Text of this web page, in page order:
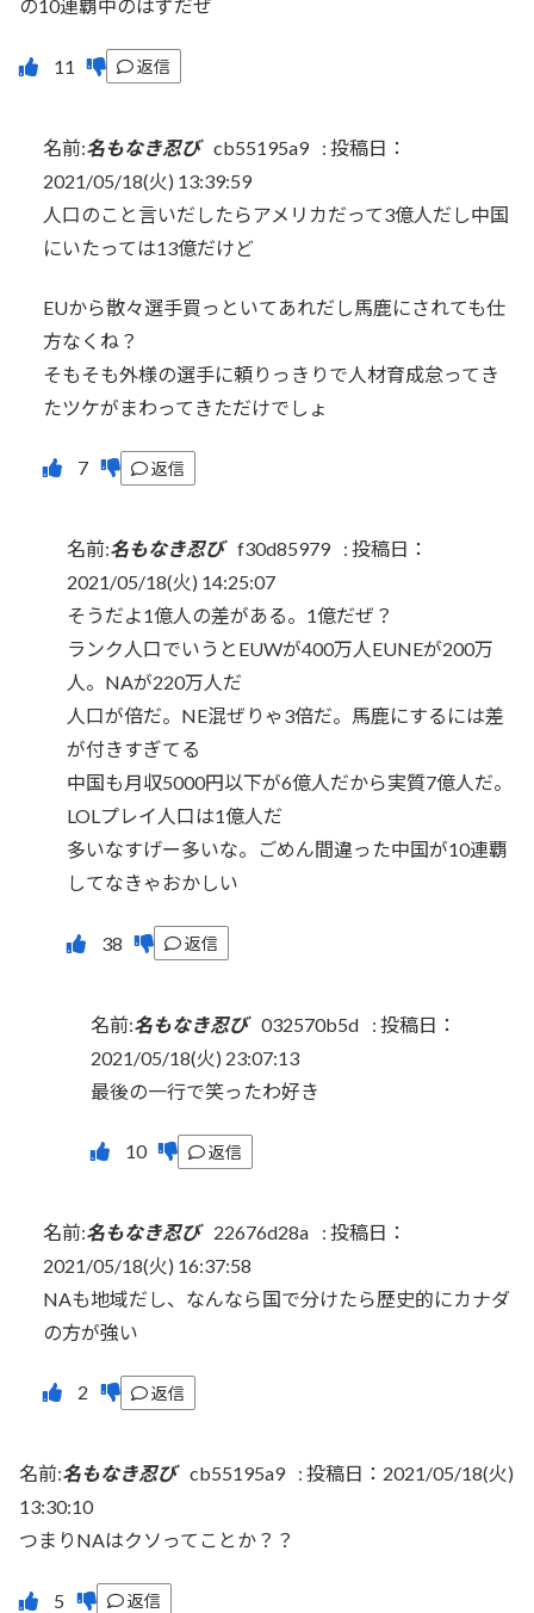
の10連覇中のはずだぜ
返信
名前:名もなき忍び cb55195a9 : 投稿日：
2021/05/18(火) 13:39:59
人口のこと言いだしたらアメリカだって3億人だし中国
にいたっては13億だけど
EUから散々選手買っといてあれだし馬鹿にされても仕
方なくね？
そもそも外様の選手に頼りっきりで人材育成怠ってき
たツケがまわってきただけでしょ
返信
名前:名もなき忍び f30d85979 : 投稿日：
2021/05/18(火) 14:25:07
そうだよ1億人の差がある。1億だぜ？
ランク人口でいうとEUWが400万人EUNEが200万
人。NAが220万人だ
人口が倍だ。NE混ぜりゃ3倍だ。馬鹿にするには差
が付きすぎてる
中国も月収5000円以下が6億人だから実質7億人だ。
LOLプレイ人口は1億人だ
多いなすげー多いな。ごめん間違った中国が10連覇
してなきゃおかしい
返信
名前:名もなき忍び 032570b5d : 投稿日：
2021/05/18(火) 23:07:13
最後の一行で笑ったわ好き
返信
名前:名もなき忍び 22676d28a : 投稿日：
2021/05/18(火) 16:37:58
NAも地域だし、なんなら国で分けたら歴史的にカナダ
の方が強い
返信
名前:名もなき忍び cb55195a9 : 投稿日：2021/05/18(火)
13:30:10
つまりNAはクソってことか？？
返信